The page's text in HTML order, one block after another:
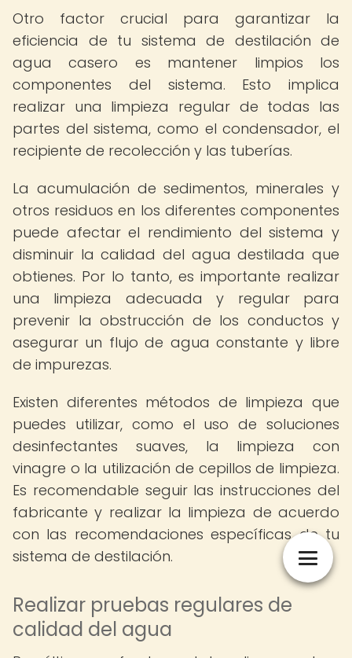
Otro factor crucial para garantizar la
eficiencia de tu sistema de destilación de
agua casero es mantener limpios los
componentes del sistema. Esto implica
realizar una limpieza regular de todas las
partes del sistema, como el condensador, el
recipiente de recolección y las tuberías.
La acumulación de sedimentos, minerales y
otros residuos en los diferentes componentes
puede afectar el rendimiento del sistema y
disminuir la calidad del agua destilada que
obtienes. Por lo tanto, es importante realizar
una limpieza adecuada y regular para
prevenir la obstrucción de los conductos y
asegurar un flujo de agua constante y libre
de impurezas.
Existen diferentes métodos de limpieza que
puedes utilizar, como el uso de soluciones
desinfectantes suaves, la limpieza con
vinagre o la utilización de cepillos de limpieza.
Es recomendable seguir las instrucciones del
fabricante y realizar la limpieza de acuerdo
con las recomendaciones específicas de tu
sistema de destilación.
Realizar pruebas regulares de
calidad del agua